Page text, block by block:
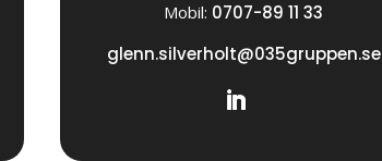
Mobil: 0707-89 11 33
glenn.silverholt@035gruppen.se